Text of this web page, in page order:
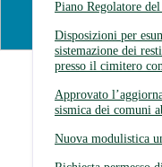
Piano Regolatore
Disposizioni per
sistemazione dei
presso il cimitero
Approvato
sismica dei comuni
Nuova modulistica